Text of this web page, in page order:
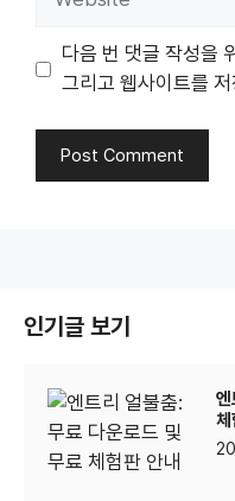
다음 번 댓글 작성을
그리고 웹사이트를
인기글 보기
엔
체